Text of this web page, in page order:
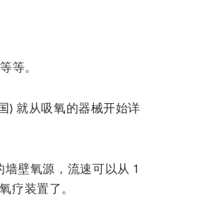
等。
) 就从吸氧的器械开始详
壁氧源，流速可以从 1
疗装置了。